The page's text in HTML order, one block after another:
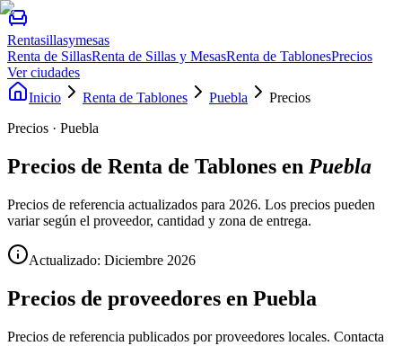
Rentasillasymesas
Renta de SillasRenta de Sillas y MesasRenta de TablonesPrecios
Ver ciudades
Inicio
Renta de Tablones Puebla
Precios
Precios · Puebla
Precios de Renta de Tablones en Puebla
Precios de referencia actualizados para 2026. Los precios pueden
variar según el proveedor, cantidad y zona de entrega.
Actualizado: Diciembre 2026
Precios de proveedores en Puebla
Precios de referencia publicados por proveedores locales. Contacta